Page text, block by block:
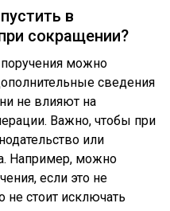
в
сокращении?
можно
сведения
не влияют на
Важно, чтобы при
или
Например, можно
если это не
не стоит исключать